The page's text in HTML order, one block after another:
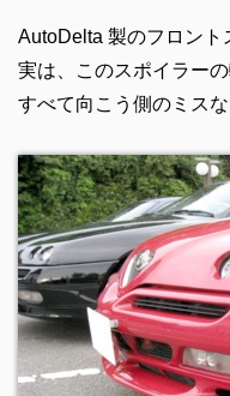
AutoDelta 製のフロント
実は、このスポイラー
すべて向こう側のミスな